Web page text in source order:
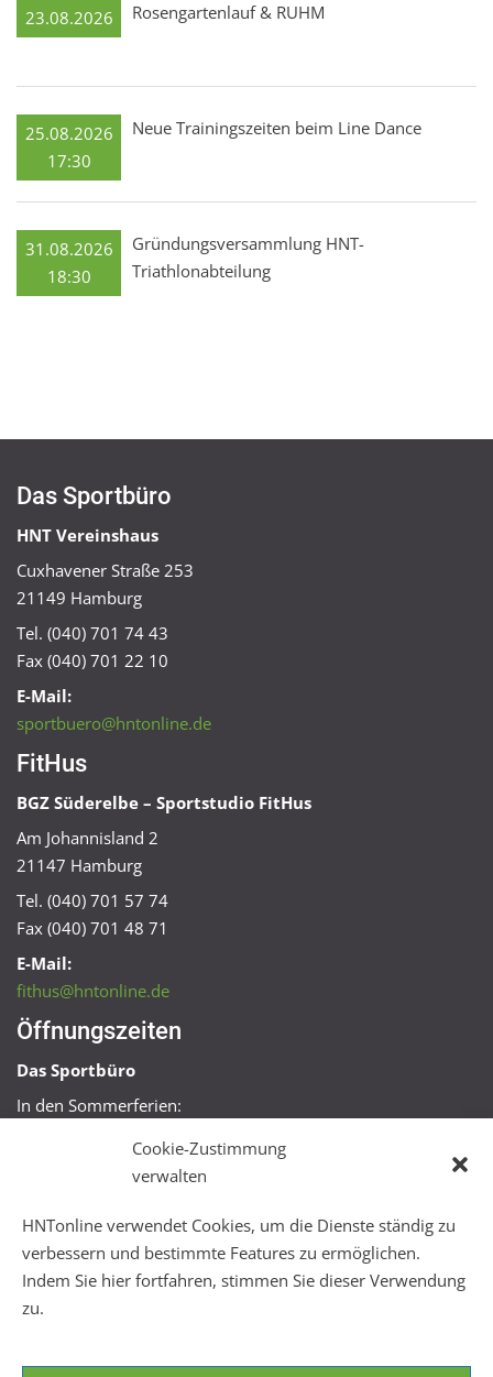
Cookie-Zustimmung
verwalten
HNTonline verwendet Cookies, um die Dienste ständig zu
verbessern und bestimmte Features zu ermöglichen.
Indem Sie hier fortfahren, stimmen Sie dieser Verwendung
zu.
23.08.2026 Rosengartenlauf & RUHM
25.08.2026
17:30
Neue Trainingszeiten beim Line Dance
31.08.2026
18:30
Gründungsversammlung HNT-
Triathlonabteilung
Das Sportbüro
HNT Vereinshaus
Cuxhavener Straße 253
21149 Hamburg
Tel. (040) 701 74 43
Fax (040) 701 22 10
E-Mail:
sportbuero@hntonline.de
FitHus
BGZ Süderelbe – Sportstudio FitHus
Am Johannisland 2
21147 Hamburg
Tel. (040) 701 57 74
Fax (040) 701 48 71
E-Mail:
fithus@hntonline.de
Öffnungszeiten
Das Sportbüro
In den Sommerferien:
Mo + Mi 16:00 – 18:00 Uhr
Mo – Fr 08:00 – 22:00 Uhr
Sa + So 10:00 – 18:00 Uhr